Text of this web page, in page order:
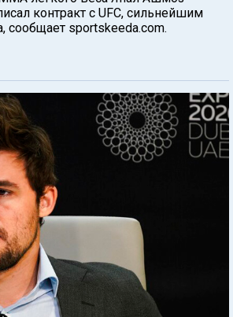
контракт с UFC, сильнейшим
sportskeeda.com.